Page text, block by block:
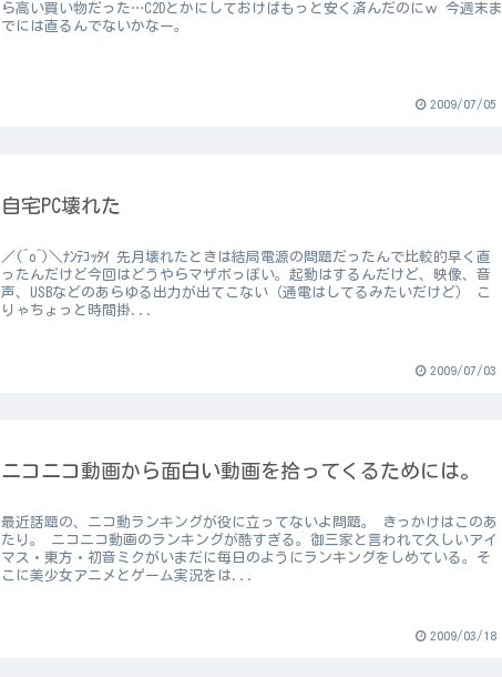
ら高い買い物だった…C2Dとかにしておけばもっと安く済んだのにｗ 今週末ま
でには直るんでないかなー。
2009/07/05
自宅PC壊れた
／(^o^)＼ﾅﾝﾃｺｯﾀｲ 先月壊れたときは結局電源の問題だったんで比較的早く直
ったんだけど今回はどうやらマザボっぽい。起動はするんだけど、映像、音
声、USBなどのあらゆる出力が出てこない（通電はしてるみたいだけど） こ
りゃちょっと時間掛...
2009/07/03
ニコニコ動画から面白い動画を拾ってくるためには。
最近話題の、ニコ動ランキングが役に立ってないよ問題。 きっかけはこのあ
たり。 ニコニコ動画のランキングが酷すぎる。御三家と言われて久しいアイ
マス・東方・初音ミクがいまだに毎日のようにランキングをしめている。そ
こに美少女アニメとゲーム実況をは...
2009/03/18